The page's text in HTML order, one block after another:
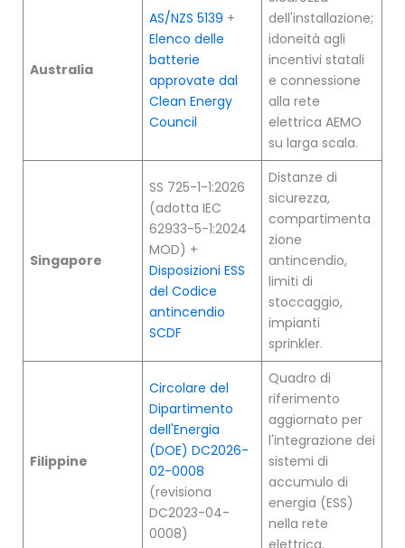
Australia
AS/NZS 5139 +
Elenco delle
batterie
approvate dal
Clean Energy
Council
dell'installazione;
idoneità agli
incentivi statali
e connessione
alla rete
elettrica AEMO
su larga scala.
Singapore
SS 725-1-1:2026
(adotta IEC
62933-5-1:2024
MOD) +
Disposizioni ESS
del Codice
antincendio
SCDF
Distanze di
sicurezza,
compartimenta
zione
antincendio,
limiti di
stoccaggio,
impianti
sprinkler.
Filippine
Circolare del
Dipartimento
dell'Energia
(DOE) DC2026-
02-0008
(revisiona
DC2023-04-
0008)
Quadro di
riferimento
aggiornato per
l'integrazione dei
sistemi di
accumulo di
energia (ESS)
nella rete
elettrica.